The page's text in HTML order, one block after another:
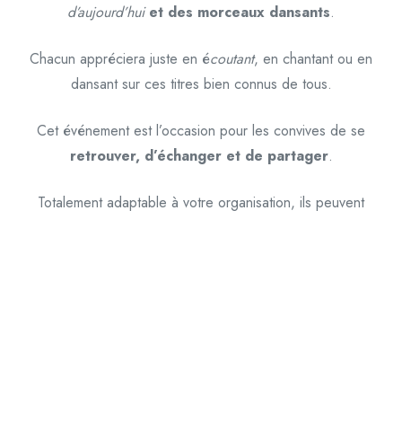
d’aujourd’hui et des morceaux dansants.
Chacun appréciera juste en écoutant, en chantant ou en
dansant sur ces titres bien connus de tous.
Cet événement est l’occasion pour les convives de se
retrouver, d’échanger et de partager.
Totalement adaptable à votre organisation, ils peuvent